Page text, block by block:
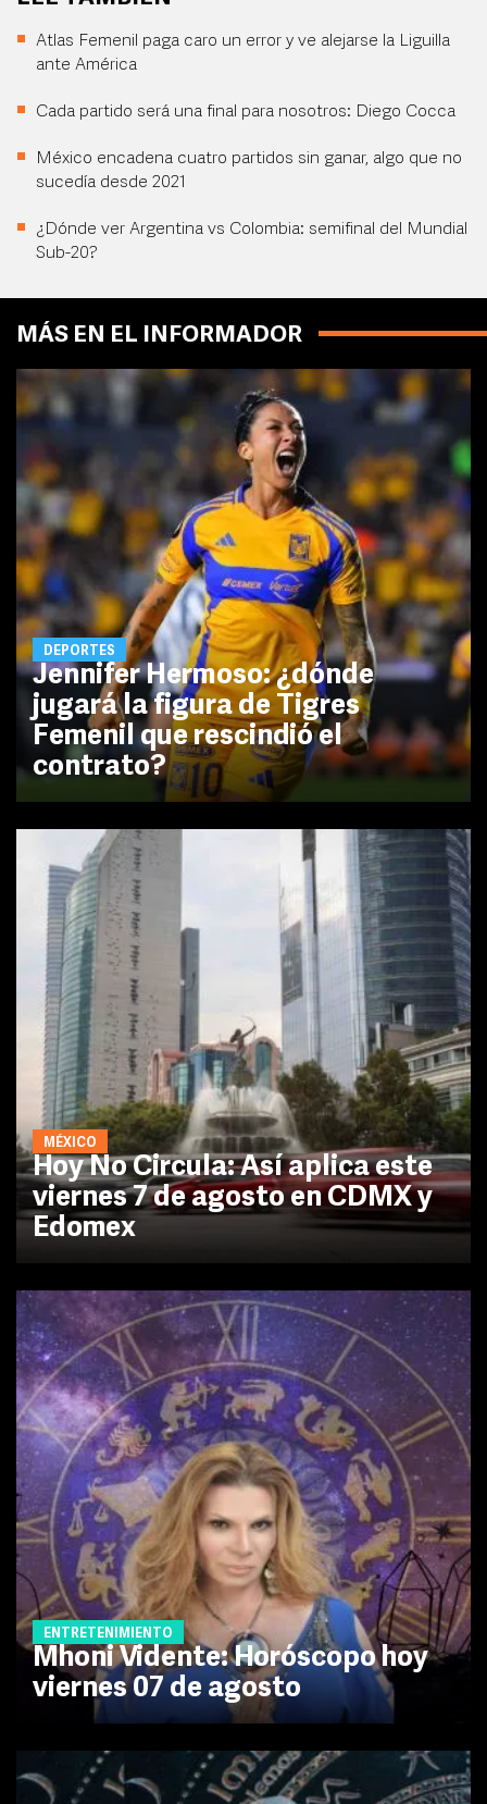
Atlas Femenil paga caro un error y ve alejarse la Liguilla
ante América
Cada partido será una final para nosotros: Diego Cocca
México encadena cuatro partidos sin ganar, algo que no
sucedía desde 2021
¿Dónde ver Argentina vs Colombia: semifinal del Mundial
Sub-20?
MÁS EN EL INFORMADOR
DEPORTES
Jennifer Hermoso: ¿dónde
jugará la figura de Tigres
Femenil que rescindió el
contrato?
MÉXICO
Hoy No Circula: Así aplica este
viernes 7 de agosto en CDMX y
Edomex
ENTRETENIMIENTO
Mhoni Vidente: Horóscopo hoy
viernes 07 de agosto